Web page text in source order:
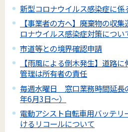
新型コロナウイルス感染症に係
【事業者の方へ】廃棄物の収
ロナウイルス感染症対策につい
市道等との境界確認申請
【雨風による倒木発生】道路
管理は所有者の責任
毎週水曜日 窓口業務時間延長
年6月3日～）
電動アシスト自転車用バッテ
けるリコールについて